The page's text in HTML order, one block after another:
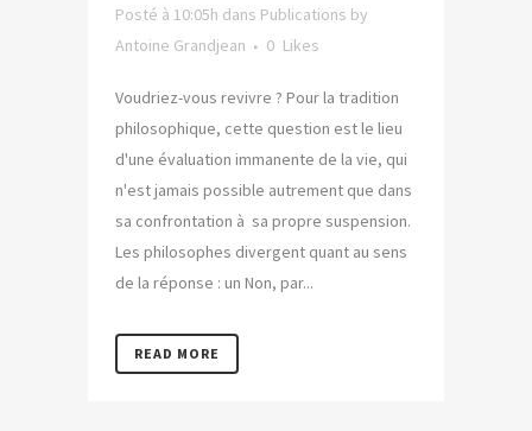
Posté à 10:05h dans Publications by
Antoine Grandjean
0 Likes
Voudriez-vous revivre ? Pour la tradition
philosophique, cette question est le lieu
d'une évaluation immanente de la vie, qui
n'est jamais possible autrement que dans
sa confrontation à sa propre suspension.
Les philosophes divergent quant au sens
de la réponse : un Non, par...
READ MORE